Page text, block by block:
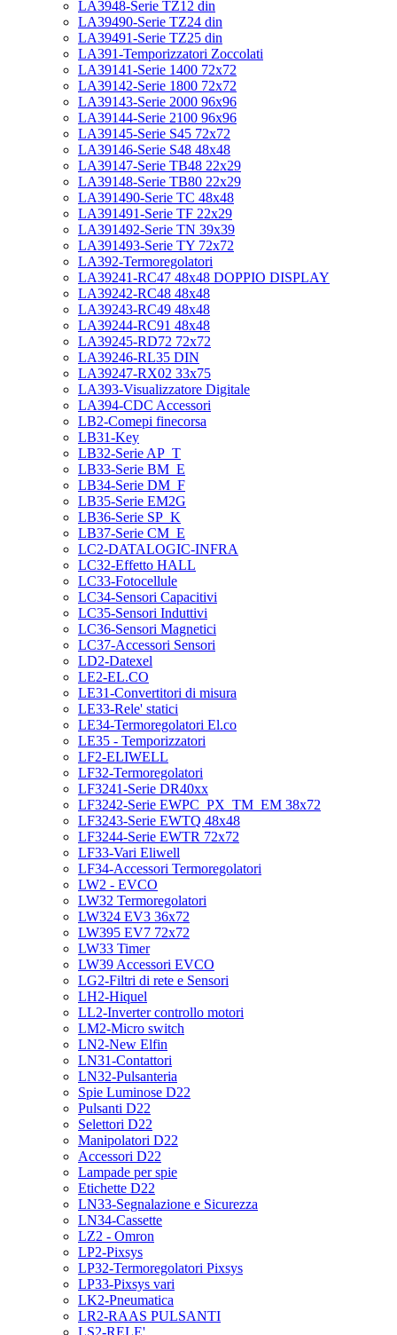
LA3948-Serie TZ12 din
LA39490-Serie TZ24 din
LA39491-Serie TZ25 din
LA391-Temporizzatori Zoccolati
LA39141-Serie 1400 72x72
LA39142-Serie 1800 72x72
LA39143-Serie 2000 96x96
LA39144-Serie 2100 96x96
LA39145-Serie S45 72x72
LA39146-Serie S48 48x48
LA39147-Serie TB48 22x29
LA39148-Serie TB80 22x29
LA391490-Serie TC 48x48
LA391491-Serie TF 22x29
LA391492-Serie TN 39x39
LA391493-Serie TY 72x72
LA392-Termoregolatori
LA39241-RC47 48x48 DOPPIO DISPLAY
LA39242-RC48 48x48
LA39243-RC49 48x48
LA39244-RC91 48x48
LA39245-RD72 72x72
LA39246-RL35 DIN
LA39247-RX02 33x75
LA393-Visualizzatore Digitale
LA394-CDC Accessori
LB2-Comepi finecorsa
LB31-Key
LB32-Serie AP_T
LB33-Serie BM_E
LB34-Serie DM_F
LB35-Serie EM2G
LB36-Serie SP_K
LB37-Serie CM_E
LC2-DATALOGIC-INFRA
LC32-Effetto HALL
LC33-Fotocellule
LC34-Sensori Capacitivi
LC35-Sensori Induttivi
LC36-Sensori Magnetici
LC37-Accessori Sensori
LD2-Datexel
LE2-EL.CO
LE31-Convertitori di misura
LE33-Rele' statici
LE34-Termoregolatori El.co
LE35 - Temporizzatori
LF2-ELIWELL
LF32-Termoregolatori
LF3241-Serie DR40xx
LF3242-Serie EWPC_PX_TM_EM 38x72
LF3243-Serie EWTQ 48x48
LF3244-Serie EWTR 72x72
LF33-Vari Eliwell
LF34-Accessori Termoregolatori
LW2 - EVCO
LW32 Termoregolatori
LW324 EV3 36x72
LW395 EV7 72x72
LW33 Timer
LW39 Accessori EVCO
LG2-Filtri di rete e Sensori
LH2-Hiquel
LL2-Inverter controllo motori
LM2-Micro switch
LN2-New Elfin
LN31-Contattori
LN32-Pulsanteria
Spie Luminose D22
Pulsanti D22
Selettori D22
Manipolatori D22
Accessori D22
Lampade per spie
Etichette D22
LN33-Segnalazione e Sicurezza
LN34-Cassette
LZ2 - Omron
LP2-Pixsys
LP32-Termoregolatori Pixsys
LP33-Pixsys vari
LK2-Pneumatica
LR2-RAAS PULSANTI
LS2-RELE'